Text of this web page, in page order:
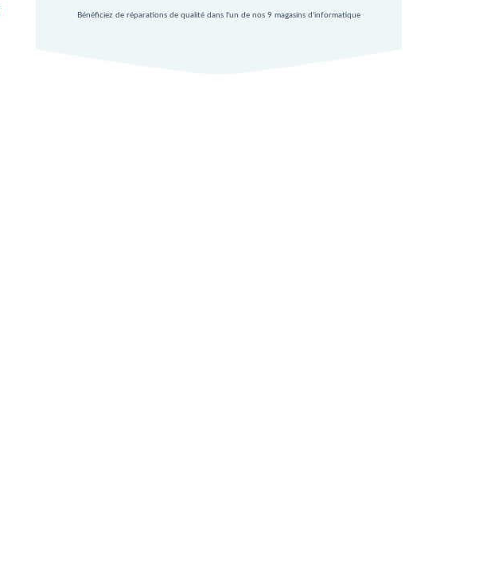
Bénéficiez de réparations de qualité dans l'un de nos 9 magasins d'informatique